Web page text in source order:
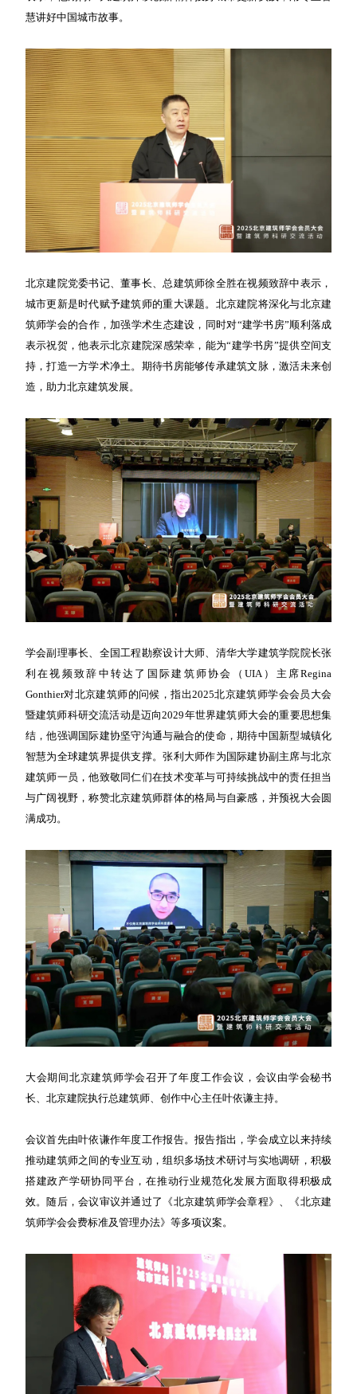
慧讲好中国城市故事。
北京建院党委书记、董事长、总建筑师徐全胜在视频致辞中表示，
城市更新是时代赋予建筑师的重大课题。北京建院将深化与北京建
筑师学会的合作，加强学术生态建设，同时对“建学书房”顺利落成
表示祝贺，他表示北京建院深感荣幸，能为“建学书房”提供空间支
持，打造一方学术净土。期待书房能够传承建筑文脉，激活未来创
造，助力北京建筑发展。
学会副理事长、全国工程勘察设计大师、清华大学建筑学院院长张
利在视频致辞中转达了国际建筑师协会（UIA）主席Regina
Gonthier对北京建筑师的问候，指出2025北京建筑师学会会员大会
暨建筑师科研交流活动是迈向2029年世界建筑师大会的重要思想集
结，他强调国际建协坚守沟通与融合的使命，期待中国新型城镇化
智慧为全球建筑界提供支撑。张利大师作为国际建协副主席与北京
建筑师一员，他致敬同仁们在技术变革与可持续挑战中的责任担当
与广阔视野，称赞北京建筑师群体的格局与自豪感，并预祝大会圆
满成功。
大会期间北京建筑师学会召开了年度工作会议，会议由学会秘书
长、北京建院执行总建筑师、创作中心主任叶依谦主持。
会议首先由叶依谦作年度工作报告。报告指出，学会成立以来持续
推动建筑师之间的专业互动，组织多场技术研讨与实地调研，积极
搭建政产学研协同平台，在推动行业规范化发展方面取得积极成
效。随后，会议审议并通过了《北京建筑师学会章程》、《北京建
筑师学会会费标准及管理办法》等多项议案。